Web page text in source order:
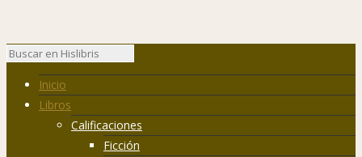
Inicio
Libros
Calificaciones
Ficción